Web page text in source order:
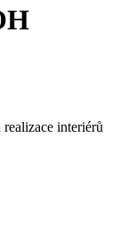
interiérů